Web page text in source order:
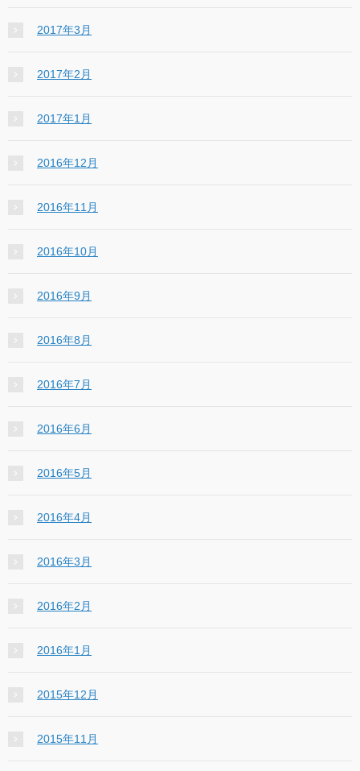
2017年3月
2017年2月
2017年1月
2016年12月
2016年11月
2016年10月
2016年9月
2016年8月
2016年7月
2016年6月
2016年5月
2016年4月
2016年3月
2016年2月
2016年1月
2015年12月
2015年11月